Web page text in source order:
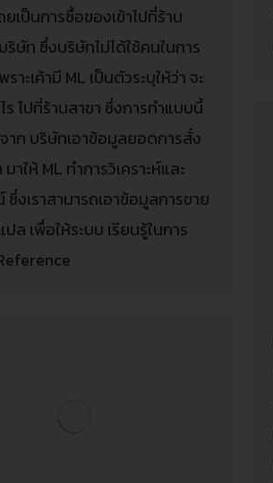
เป็นการซื้อของเข้าไปที่ร้าน
ริษัท ซึ่งบริษัทไม่ได้ใช้คนในการ
าะเค้ามี ML เป็นตัวระบุให้ว่า จะ
ร ไปที่ร้านสาขา ซึ่งการทำแบบนี้
าก บริษัทเอาข้อมูลยอดการสั่ง
าให้ ML ทำการวิเคราะห์และ
งเราสามารถเอาข้อมูลการขาย
ล เพื่อให้ระบบ เรียนรู้ในการ